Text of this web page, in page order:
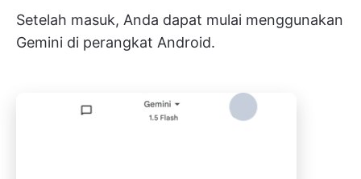
Setelah masuk, Anda dapat mulai menggunakan
Gemini di perangkat Android.